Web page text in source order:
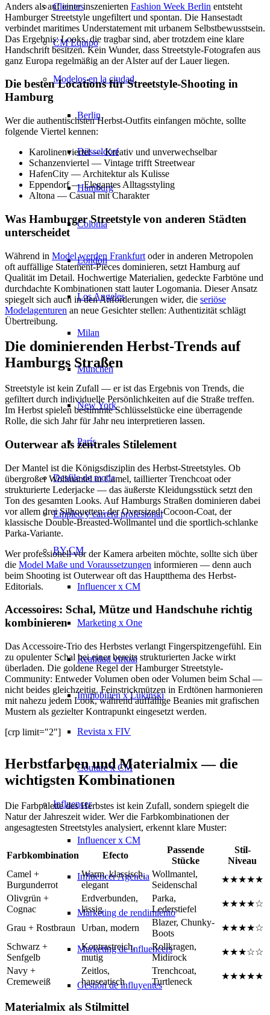
Clientes
CM Equipo
Modelos en la ciudad
Berlin
Düsseldorf
Hamburg
Colonia
London
Los Angeles
Milan
München
New York
París
Desfile de moda
Empleo y carrera profesional
BY CM
Influencer x CM
Marketing x One
Realidad virtual
Immobilien x Lukinski
Revista x FIV
Couture x CM
Influencer
Influencer x CM
Influencer Agencia
Marketing de rendimiento
Marketing de Influencers
Gestión de influyentes
Anders als auf einer inszenierten Fashion Week Berlin entsteht
Hamburger Streetstyle ungefiltert und spontan. Die Hansestadt
verbindet maritimes Understatement mit urbanem Selbstbewusstsein.
Das Ergebnis: Looks, die tragbar sind, aber trotzdem eine klare
Handschrift besitzen. Kein Wunder, dass Streetstyle-Fotografen aus
ganz Europa regelmäßig an der Alster auf der Lauer liegen.
Die besten Locations für Streetstyle-Shooting in
Hamburg
Wer die authentischsten Herbst-Outfits einfangen möchte, sollte
folgende Viertel kennen:
Karolinenviertel — Kreativ und unverwechselbar
Schanzenviertel — Vintage trifft Streetwear
HafenCity — Architektur als Kulisse
Eppendorf — Elegantes Alltagsstyling
Altona — Casual mit Charakter
Was Hamburger Streetstyle von anderen Städten
unterscheidet
Während in Model werden Frankfurt oder in anderen Metropolen
oft auffällige Statement-Pieces dominieren, setzt Hamburg auf
Qualität im Detail. Hochwertige Materialien, gedeckte Farbtöne und
durchdachte Kombinationen statt lauter Logomania. Dieser Ansatz
spiegelt sich auch in den Anforderungen wider, die seriöse
Modelagenturen an neue Gesichter stellen: Authentizität schlägt
Übertreibung.
Die dominierenden Herbst-Trends auf
Hamburgs Straßen
Streetstyle ist kein Zufall — er ist das Ergebnis von Trends, die
gefiltert durch individuelle Persönlichkeiten auf die Straße treffen.
Im Herbst spielen bestimmte Schlüsselstücke eine überragende
Rolle, die sich Jahr für Jahr neu interpretieren lassen.
Outerwear als zentrales Stilelement
Der Mantel ist die Königsdisziplin des Herbst-Streetstyles. Ob
übergroßer Wollmantel in Camel, taillierter Trenchcoat oder
strukturierte Lederjacke — das äußerste Kleidungsstück setzt den
Ton des gesamten Looks. Auf Hamburgs Straßen dominieren dabei
vor allem drei Silhouetten: der Oversized-Cocoon-Coat, der
klassische Double-Breasted-Wollmantel und die sportlich-schlanke
Parka-Variante.
Wer professionell vor der Kamera arbeiten möchte, sollte sich über
die Model Maße und Voraussetzungen informieren — denn auch
beim Shooting ist Outerwear oft das Hauptthema des Herbst-
Editorials.
Accessoires: Schal, Mütze und Handschuhe richtig
kombinieren
Das Accessoire-Trio des Herbstes verlangt Fingerspitzengefühl. Ein
zu opulenter Schal bei einer bereits strukturierten Jacke wirkt
überladen. Die goldene Regel der Hamburger Streetstyle-
Community: Entweder Volumen oben oder Volumen beim Schal —
nicht beides gleichzeitig. Feinstrickmützen in Erdtönen harmonieren
mit nahezu jedem Look, während auffällige Beanies mit grafischen
Mustern als gezielter Kontrapunkt eingesetzt werden.
[crp limit="2"]
Herbstfarben und Materialmix — die
wichtigsten Kombinationen
Die Farbpalette des Herbstes ist kein Zufall, sondern spiegelt die
Natur der Jahreszeit wider. Wer die Farbkombinationen der
angesagtesten Streetstyles analysiert, erkennt klare Muster:
Farbkombination Efecto
Passende
Stücke
Stil-
Niveau
Camel +
Burgunderrot
Warm, klassisch,
elegant
Wollmantel,
Seidenschal
★★★★★
Olivgrün +
Cognac
Erdverbunden,
lässig
Parka,
Lederstiefel
★★★★☆
Grau + Rostbraun Urban, modern
Blazer, Chunky-
Boots
★★★★☆
Schwarz +
Senfgelb
Kontrastreich,
mutig
Rollkragen,
Midirock
★★★☆☆
Navy +
Cremeweiß
Zeitlos,
hanseatisch
Trenchcoat,
Turtleneck
★★★★★
Materialmix als Stilmittel